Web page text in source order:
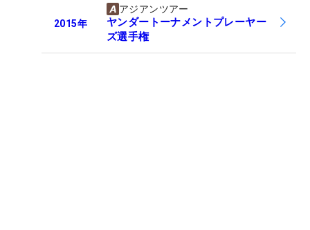
2015年
アジアンツアー
ヤンダートーナメントプレーヤー
ズ選手権